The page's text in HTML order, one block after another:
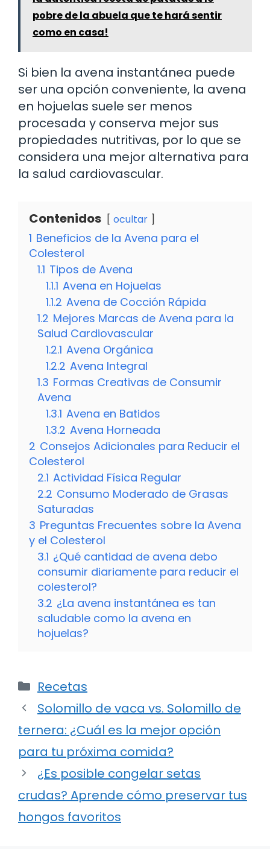
pobre de la abuela que te hará sentir
como en casa!
Si bien la avena instantánea puede
ser una opción conveniente, la avena
en hojuelas suele ser menos
procesada y conserva mejor sus
propiedades nutritivas, por lo que se
considera una mejor alternativa para
la salud cardiovascular.
Contenidos ocultar
1 Beneficios de la Avena para el
Colesterol
1.1 Tipos de Avena
1.1.1 Avena en Hojuelas
1.1.2 Avena de Cocción Rápida
1.2 Mejores Marcas de Avena para la
Salud Cardiovascular
1.2.1 Avena Orgánica
1.2.2 Avena Integral
1.3 Formas Creativas de Consumir
Avena
1.3.1 Avena en Batidos
1.3.2 Avena Horneada
2 Consejos Adicionales para Reducir el
Colesterol
2.1 Actividad Física Regular
2.2 Consumo Moderado de Grasas
Saturadas
3 Preguntas Frecuentes sobre la Avena
y el Colesterol
3.1 ¿Qué cantidad de avena debo
consumir diariamente para reducir el
colesterol?
3.2 ¿La avena instantánea es tan
saludable como la avena en
hojuelas?
Categorías
Recetas
Solomillo de vaca vs. Solomillo de
ternera: ¿Cuál es la mejor opción
para tu próxima comida?
¿Es posible congelar setas
crudas? Aprende cómo preservar tus
hongos favoritos